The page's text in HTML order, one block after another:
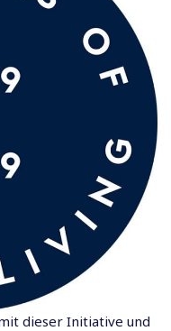
dieser Initiative und